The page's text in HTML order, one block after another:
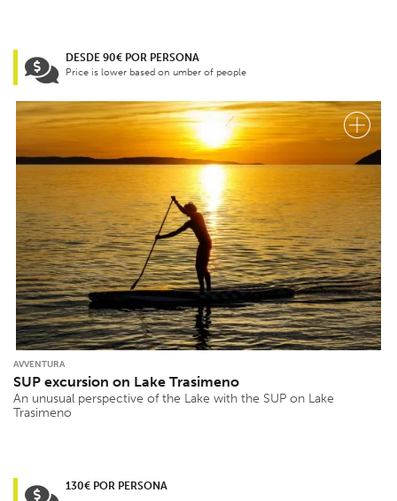
DESDE 90€ POR PERSONA
Price is lower based on umber of people
AVVENTURA
SUP excursion on Lake Trasimeno
An unusual perspective of the Lake with the SUP on Lake
Trasimeno
130€ POR PERSONA